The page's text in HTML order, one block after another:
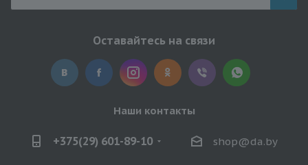
Оставайтесь на связи
Наши контакты
+375(29) 601-89-10 shop@da.by